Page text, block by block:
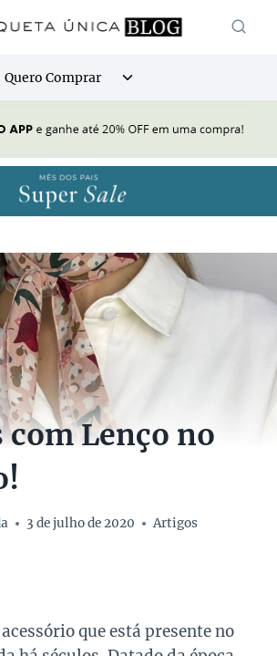
Quero Comprar
Alternar
com Lenço no
3 de julho de 2020 Artigos
que está presente no